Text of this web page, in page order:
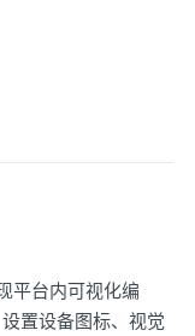
平台内可视化编
置设备图标、视觉